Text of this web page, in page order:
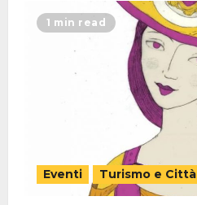
1 min read
Eventi Turismo e Città